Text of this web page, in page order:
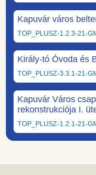
Kapuvár város
TOP_PLUSZ-1.2.3-21-
Király-tó Óvoda és
TOP_PLUSZ-3.3.1-21-
Kapuvár Város
rekonstrukciója I.
TOP_PLUSZ-1.2.1-21-